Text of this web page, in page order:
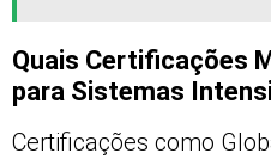
Quais Certificações
para Sistemas
Certificações como